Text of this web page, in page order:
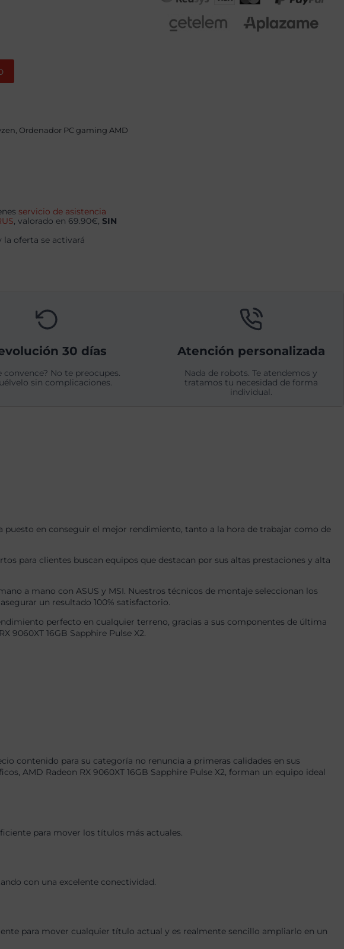
, Ordenador PC gaming AMD
servicio de asistencia
, valorado en 69.90€, SIN
la oferta se activará
30 días
convence? No te preocupes.
sin complicaciones.
Atención personalizada
Nada de robots. Te atendemos y
tratamos tu necesidad de forma
individual.
en conseguir el mejor rendimiento, tanto a la hora de trabajar como de
para clientes buscan equipos que destacan por sus altas prestaciones y alta
a mano con ASUS y MSI. Nuestros técnicos de montaje seleccionan los
un resultado 100% satisfactorio.
perfecto en cualquier terreno, gracias a sus componentes de última
9060XT 16GB Sapphire Pulse X2.
contenido para su categoría no renuncia a primeras calidades en sus
AMD Radeon RX 9060XT 16GB Sapphire Pulse X2, forman un equipo ideal
para mover los títulos más actuales.
con una excelente conectividad.
para mover cualquier título actual y es realmente sencillo ampliarlo en un